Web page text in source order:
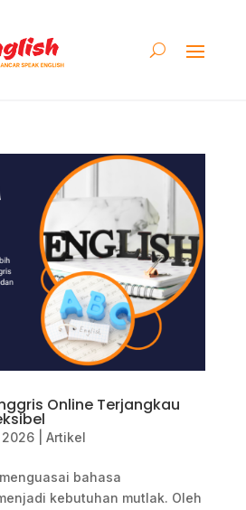
Online Terjangkau
| Artikel
bahasa
kebutuhan mutlak. Oleh